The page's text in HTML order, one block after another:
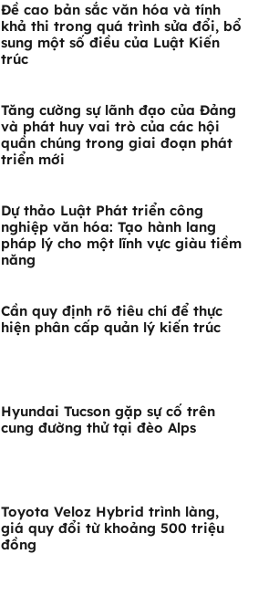
Đề cao bản sắc văn hóa và tính
khả thi trong quá trình sửa đổi, bổ
sung một số điều của Luật Kiến
trúc
Tăng cường sự lãnh đạo của Đảng
và phát huy vai trò của các hội
quần chúng trong giai đoạn phát
triển mới
Dự thảo Luật Phát triển công
nghiệp văn hóa: Tạo hành lang
pháp lý cho một lĩnh vực giàu tiềm
năng
Cần quy định rõ tiêu chí để thực
hiện phân cấp quản lý kiến trúc
Hyundai Tucson gặp sự cố trên
cung đường thử tại đèo Alps
Toyota Veloz Hybrid trình làng,
giá quy đổi từ khoảng 500 triệu
đồng